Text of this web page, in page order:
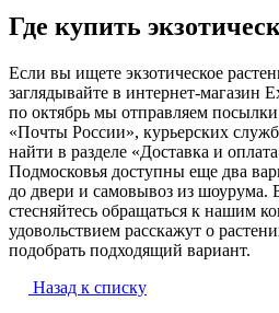
Где купить
Если вы ищете экзотическое
заглядывайте в интернет-магазин
по октябрь мы отправляем
«Почты России», курьерских
найти в разделе «Доставка и
Подмосковья доступны еще два
до двери и самовывоз из
стесняйтесь обращаться к нашим
удовольствием расскажут о
подобрать подходящий вариант.
Назад к списку